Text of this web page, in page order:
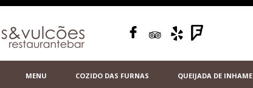
MENU COZIDO DAS FURNAS QUEIJADA DE INHAME